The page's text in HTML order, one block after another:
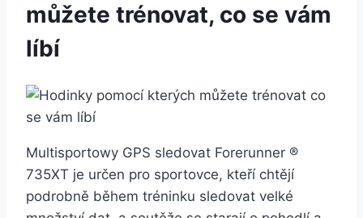
můžete trénovat, co se vám
líbí
Multisportowy GPS sledovat Forerunner ®
735XT je určen pro sportovce, kteří chtějí
podrobně během tréninku sledovat velké